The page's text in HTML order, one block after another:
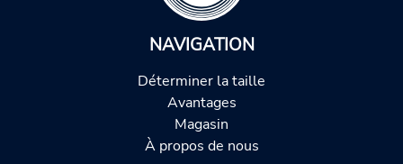
NAVIGATION
Déterminer la taille
Avantages
Magasin
À propos de nous